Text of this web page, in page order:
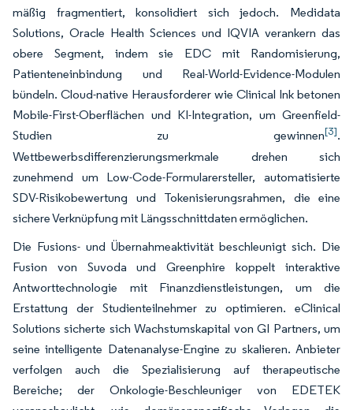
mäßig fragmentiert, konsolidiert sich jedoch. Medidata
Solutions, Oracle Health Sciences und IQVIA verankern das
obere Segment, indem sie EDC mit Randomisierung,
Patienteneinbindung und Real-World-Evidence-Modulen
bündeln. Cloud-native Herausforderer wie Clinical Ink betonen
Mobile-First-Oberflächen und KI-Integration, um Greenfield-
Studien zu gewinnen[3].
Wettbewerbsdifferenzierungsmerkmale drehen sich
zunehmend um Low-Code-Formularersteller, automatisierte
SDV-Risikobewertung und Tokenisierungsrahmen, die eine
sichere Verknüpfung mit Längsschnittdaten ermöglichen.
Die Fusions- und Übernahmeaktivität beschleunigt sich. Die
Fusion von Suvoda und Greenphire koppelt interaktive
Antworttechnologie mit Finanzdienstleistungen, um die
Erstattung der Studienteilnehmer zu optimieren. eClinical
Solutions sicherte sich Wachstumskapital von GI Partners, um
seine intelligente Datenanalyse-Engine zu skalieren. Anbieter
verfolgen auch die Spezialisierung auf therapeutische
Bereiche; der Onkologie-Beschleuniger von EDETEK